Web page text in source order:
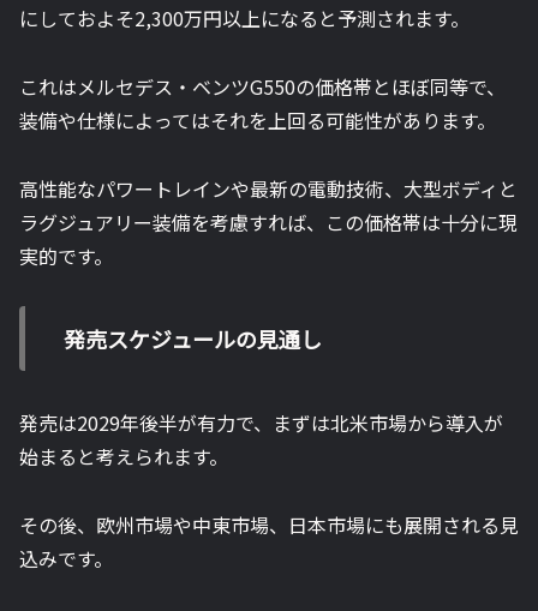
にしておよそ2,300万円以上になると予測されます。
これはメルセデス・ベンツG550の価格帯とほぼ同等で、
装備や仕様によってはそれを上回る可能性があります。
高性能なパワートレインや最新の電動技術、大型ボディと
ラグジュアリー装備を考慮すれば、この価格帯は十分に現
実的です。
発売スケジュールの見通し
発売は2029年後半が有力で、まずは北米市場から導入が
始まると考えられます。
その後、欧州市場や中東市場、日本市場にも展開される見
込みです。